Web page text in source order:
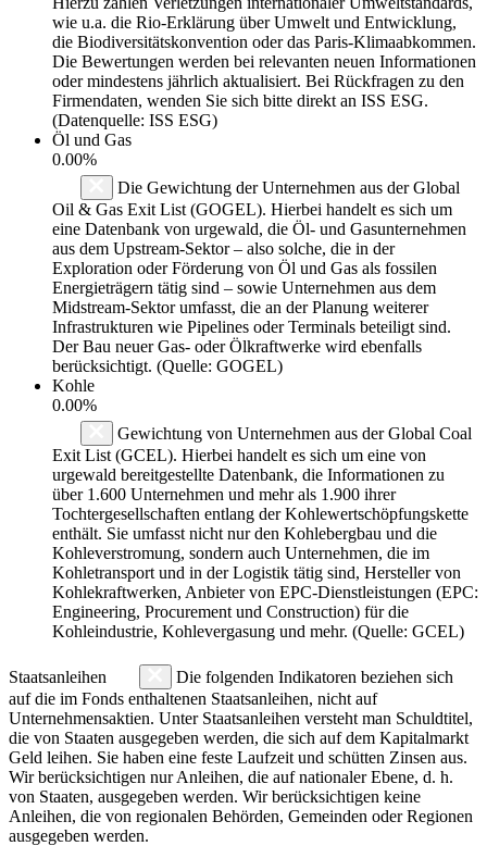
wie u.a. die Rio-Erklärung über Umwelt und Entwicklung,
die Biodiversitätskonvention oder das Paris-Klimaabkommen.
Die Bewertungen werden bei relevanten neuen Informationen
oder mindestens jährlich aktualisiert. Bei Rückfragen zu den
Firmendaten, wenden Sie sich bitte direkt an ISS ESG.
(Datenquelle: ISS ESG)
Öl und Gas
0.00%
Die Gewichtung der Unternehmen aus der Global
Oil & Gas Exit List (GOGEL). Hierbei handelt es sich um
eine Datenbank von urgewald, die Öl- und Gasunternehmen
aus dem Upstream-Sektor – also solche, die in der
Exploration oder Förderung von Öl und Gas als fossilen
Energieträgern tätig sind – sowie Unternehmen aus dem
Midstream-Sektor umfasst, die an der Planung weiterer
Infrastrukturen wie Pipelines oder Terminals beteiligt sind.
Der Bau neuer Gas- oder Ölkraftwerke wird ebenfalls
berücksichtigt. (Quelle: GOGEL)
Kohle
0.00%
Gewichtung von Unternehmen aus der Global Coal
Exit List (GCEL). Hierbei handelt es sich um eine von
urgewald bereitgestellte Datenbank, die Informationen zu
über 1.600 Unternehmen und mehr als 1.900 ihrer
Tochtergesellschaften entlang der Kohlewertschöpfungskette
enthält. Sie umfasst nicht nur den Kohlebergbau und die
Kohleverstromung, sondern auch Unternehmen, die im
Kohletransport und in der Logistik tätig sind, Hersteller von
Kohlekraftwerken, Anbieter von EPC-Dienstleistungen (EPC:
Engineering, Procurement und Construction) für die
Kohleindustrie, Kohlevergasung und mehr. (Quelle: GCEL)
Staatsanleihen
Die folgenden Indikatoren beziehen sich
auf die im Fonds enthaltenen Staatsanleihen, nicht auf
Unternehmensaktien. Unter Staatsanleihen versteht man Schuldtitel,
die von Staaten ausgegeben werden, die sich auf dem Kapitalmarkt
Geld leihen. Sie haben eine feste Laufzeit und schütten Zinsen aus.
Wir berücksichtigen nur Anleihen, die auf nationaler Ebene, d. h.
von Staaten, ausgegeben werden. Wir berücksichtigen keine
Anleihen, die von regionalen Behörden, Gemeinden oder Regionen
ausgegeben werden.